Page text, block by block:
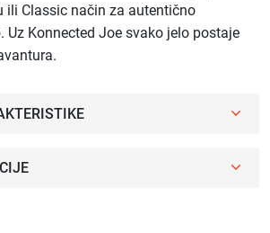
ili Classic način za autentično
Uz Konnected Joe svako jelo postaje